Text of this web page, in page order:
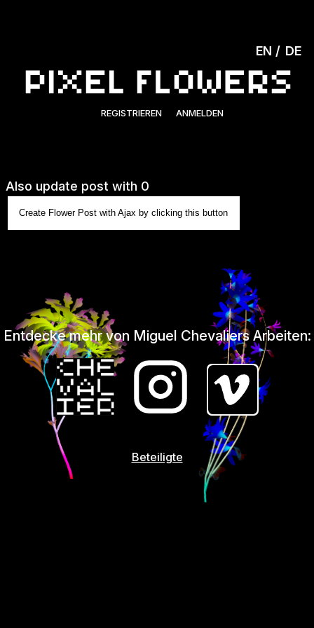
REGISTRIEREN ANMELDEN
EN DE
Also update post with 0
Create Flower Post with Ajax by clicking this button
Entdecke mehr von Miguel Chevaliers Arbeiten:
Beteiligte